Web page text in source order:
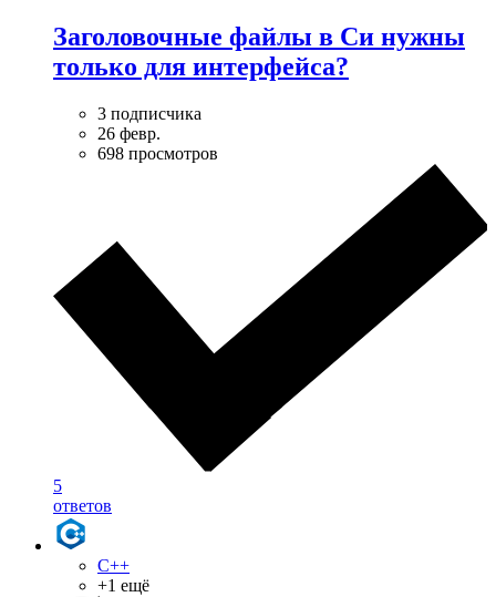
Заголовочные файлы в Си нужны
только для интерфейса?
3 подписчика
26 февр.
698 просмотров
5
ответов
C++
+1 ещё